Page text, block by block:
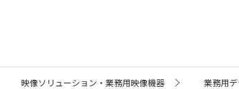
映像ソリューション・業務用映像機器 業務用